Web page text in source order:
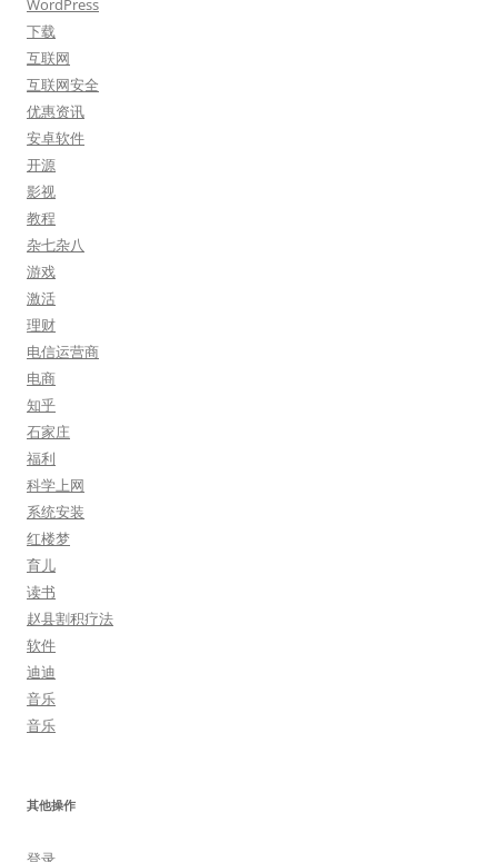
WordPress
下载
互联网
互联网安全
优惠资讯
安卓软件
开源
影视
教程
杂七杂八
游戏
激活
理财
电信运营商
电商
知乎
石家庄
福利
科学上网
系统安装
红楼梦
育儿
读书
赵县割积疗法
软件
迪迪
音乐
音乐
其他操作